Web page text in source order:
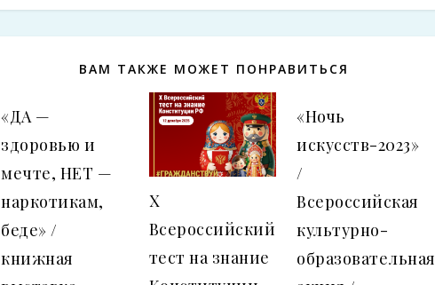
ВАМ ТАКЖЕ МОЖЕТ ПОНРАВИТЬСЯ
«ДА —
здоровью и
мечте, НЕТ —
наркотикам,
беде» /
книжная
X
Всероссийский
тест на знание
«Ночь
искусств-2023»
/
Всероссийская
культурно-
образовательная